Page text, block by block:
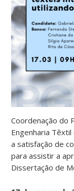
Coordenação do
Engenharia Têxtil
a satisfação de
para assistir a
Dissertação de